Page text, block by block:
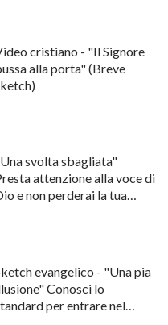
la propria famiglia,
un appostamento,
la coppia. La
cristiano - "Il Signore
alla porta" (Breve
svolta sbagliata"
attenzione alla voce di
e non perderai la tua
evangelico - "Una pia
Conosci lo
per entrare nel